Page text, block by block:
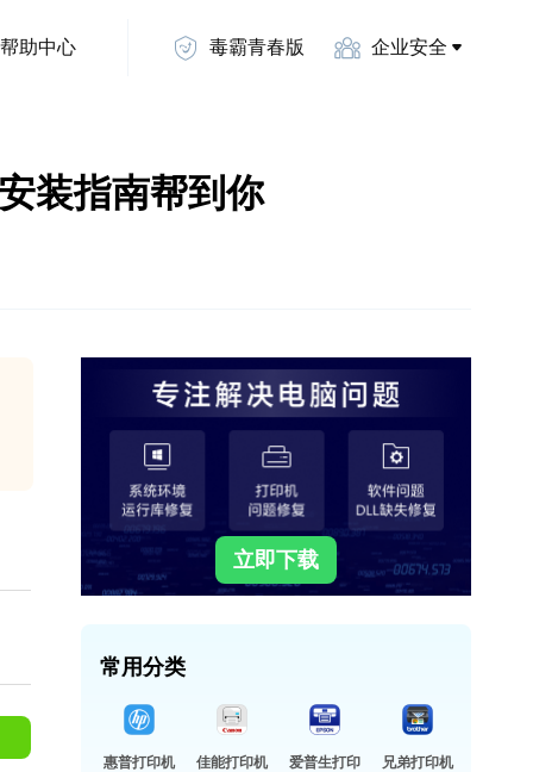
帮助中心 毒霸青春版 企业安全
装指南帮到你
立即下载
常用分类
惠普打印机 佳能打印机
爱普生打印
兄弟打印机